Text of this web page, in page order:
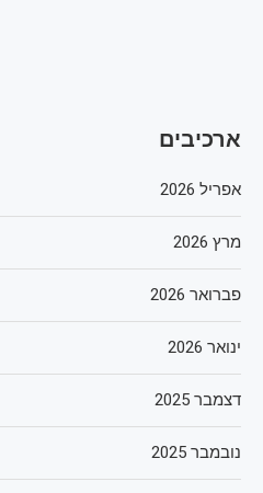
ארכיבים
אפריל 2026
מרץ 2026
פברואר 2026
ינואר 2026
דצמבר 2025
נובמבר 2025